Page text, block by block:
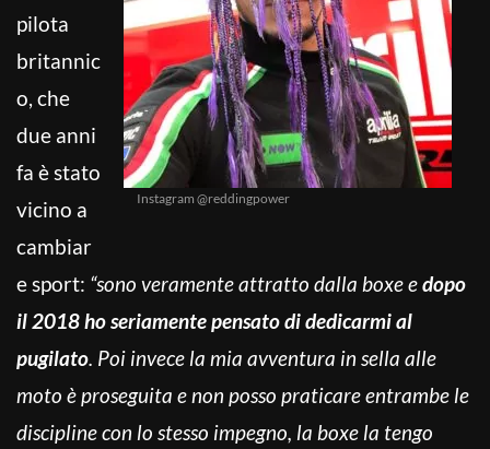
Instagram @reddingpower
pilota
britannic
o, che
due anni
fa è stato
vicino a
cambiar
e sport: “sono veramente attratto dalla boxe edopo
il 2018 ho seriamente pensato di dedicarmi al
pugilato. Poi invece la mia avventura in sella alle
moto è proseguita e non posso praticare entrambe le
discipline con lo stesso impegno, la boxe la tengo